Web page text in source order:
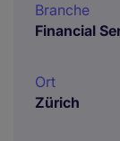
Branche
Financial
Ort
Zürich